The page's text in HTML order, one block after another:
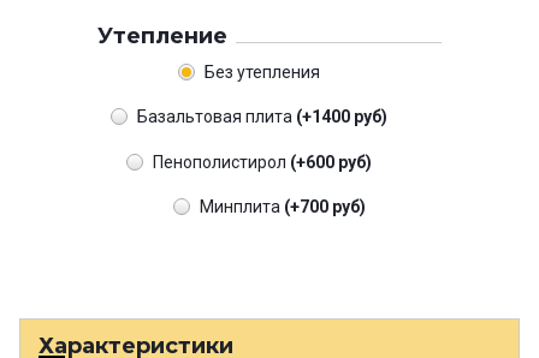
Утепление
Без утепления
Базальтовая плита (+1400 руб)
Пенополистирол (+600 руб)
Минплита (+700 руб)
Характеристики